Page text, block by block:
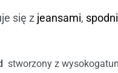
się z jeansami,
stworzony z